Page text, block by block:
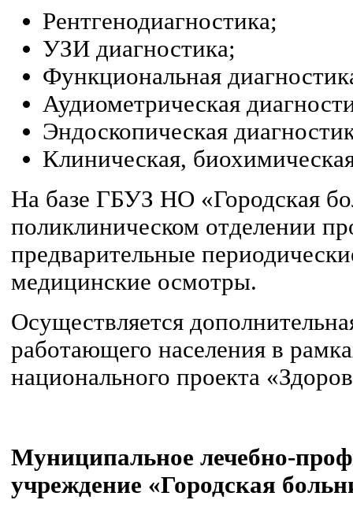
Рентгенодиагностика;
УЗИ диагностика;
Функциональная
Аудиометрическая
Эндоскопическая
Клиническая,
На базе ГБУЗ НО «Городская
поликлиническом отделении
предварительные
медицинские осмотры.
Осуществляется
работающего населения в
национального проекта
Муниципальное лечебно-
учреждение «Городская